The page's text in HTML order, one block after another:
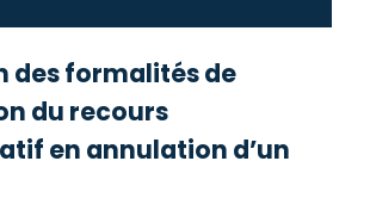
des formalités de
du recours
en annulation d’un